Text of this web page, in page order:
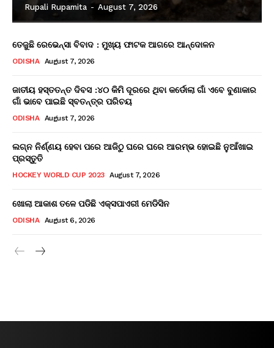
Rupali Rupamita - August 7, 2026
ତେଜୁଛି ରେଭେନ୍ସା ବିବାଦ : ମୁଖ୍ୟ ଫାଟକ ଆଗରେ ଆନ୍ଦୋଳନ
ODISHA August 7, 2026
ଜାତୀୟ ହସ୍ତତନ୍ତ ଦିବସ :୪୦ କିମି ଦୂରରେ ଥିବା କର୍ଡୋଲା ଗାଁ ଏବେ ବୁଣାକାର
ଗାଁ ଭାବେ ପାଇଛି ସ୍ବତନ୍ତ୍ର ପରିଚୟ
ODISHA August 7, 2026
ଲଗ୍ନ ନିର୍ଣ୍ଣୟ ହେବା ପରେ ଆଜିଠୁ ଘରେ ଘରେ ଆରମ୍ଭ ହୋଇଛି ନୁଆଁଖାଇ
ପ୍ରସ୍ତୁତି
HOCKEY WORLD CUP 2023 August 7, 2026
ଖୋଲା ଆକାଶ ତଳେ ପଡିଛି ଏକ୍ସପାଏରୀ ମେଡିସିନ
ODISHA August 6, 2026